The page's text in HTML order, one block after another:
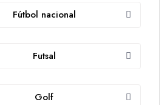
Fútbol nacional
Futsal
Golf